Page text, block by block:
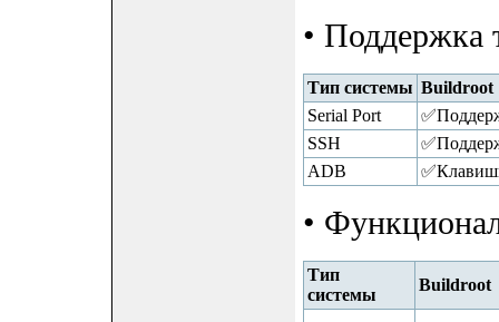
• Поддержка
Тип системы Buildroot
Serial Port
SSH
ADB
•
Тип
системы
Buildroot